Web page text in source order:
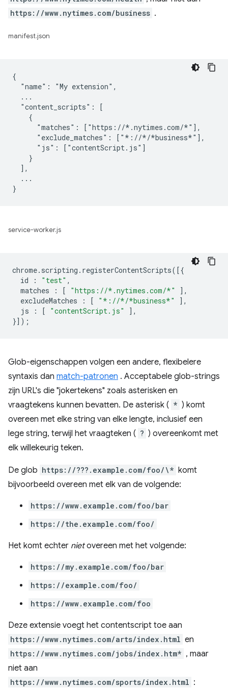
https://www.nytimes.com/business .
manifest.json
{
  "name": "My extension",
  ...
  "content_scripts": [
    {
      "matches": ["https://*.nytimes.com/*"],
      "exclude_matches": ["*://*/*business*"],
      "js": ["contentScript.js"]
    }
  ],
  ...
service-worker.js
chrome. scripting . registerContentScripts([{
id
: "test" ,
matches
: [ "https://*.nytimes.com/*"
],
excludeMatches
: [ "*://*/*business*"
],
js
: [ "contentScript.js"
],
}]);
Glob-eigenschappen volgen een andere, flexibelere
syntaxis dan match-patronen . Acceptabele glob-strings
zijn URL's die "jokertekens" zoals asterisken en
vraagtekens kunnen bevatten. De asterisk ( * ) komt
overeen met elke string van elke lengte, inclusief een
lege string, terwijl het vraagteken ( ? ) overeenkomt met
elk willekeurig teken.
De glob https://???.example.com/foo/\* komt
bijvoorbeeld overeen met elk van de volgende:
https://www.example.com/foo/bar
https://the.example.com/foo/
Het komt echter nietovereen met het volgende:
https://my.example.com/foo/bar
https://example.com/foo/
https://www.example.com/foo
Deze extensie voegt het contentscript toe aan
https://www.nytimes.com/arts/index.html en
https://www.nytimes.com/jobs/index.htm* , maar
niet aan
https://www.nytimes.com/sports/index.html :